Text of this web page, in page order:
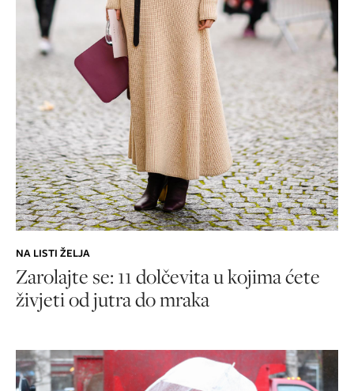
NA LISTI ŽELJA
Zarolajte se: 11 dolčevita u kojima ćete
živjeti od jutra do mraka